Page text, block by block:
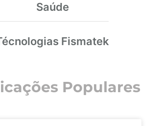
Saúde
Fismatek
Populares